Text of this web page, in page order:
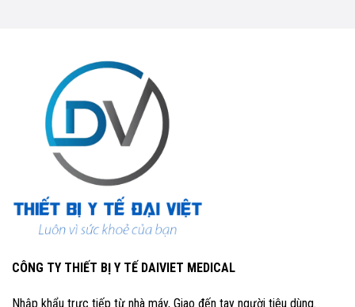
CÔNG TY THIẾT BỊ Y TẾ DAIVIET MEDICAL
Nhập khẩu trực tiếp từ nhà máy, Giao đến tay người tiêu dùng.